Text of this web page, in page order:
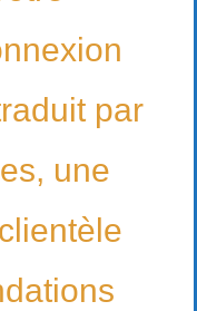
par
une